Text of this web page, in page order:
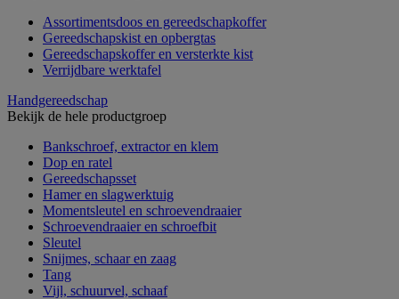
Assortimentsdoos en gereedschapkoffer
Gereedschapskist en opbergtas
Gereedschapskoffer en versterkte kist
Verrijdbare werktafel
Handgereedschap
Bekijk de hele productgroep
Bankschroef, extractor en klem
Dop en ratel
Gereedschapsset
Hamer en slagwerktuig
Momentsleutel en schroevendraaier
Schroevendraaier en schroefbit
Sleutel
Snijmes, schaar en zaag
Tang
Vijl, schuurvel, schaaf